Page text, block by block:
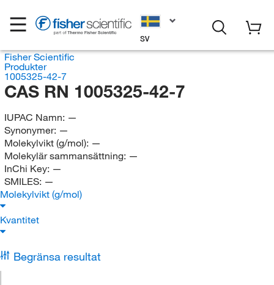
SV
Fisher Scientific
Produkter
1005325-42-7
CAS RN 1005325-42-7
IUPAC Namn: —
Synonymer: —
Molekylvikt (g/mol): —
Molekylär sammansättning: —
InChi Key: —
SMILES: —
Molekylvikt (g/mol)
Kvantitet
Begränsa resultat